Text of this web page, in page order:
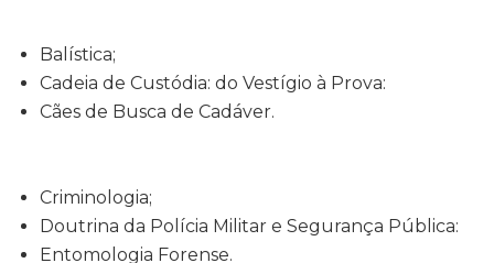
Balística;
Cadeia de Custódia: do Vestígio à Prova:
Cães de Busca de Cadáver.
Criminologia;
Doutrina da Polícia Militar e Segurança Pública:
Entomologia Forense.